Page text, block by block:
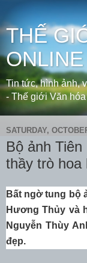
THẾ
ONLINE
Tin tức, hình ảnh,
- Thế giới Văn
SATURDAY,
Bộ ảnh
thầy trò
Bất ngờ tung bộ
Hương Thủy và
Nguyễn Thùy
đẹp.